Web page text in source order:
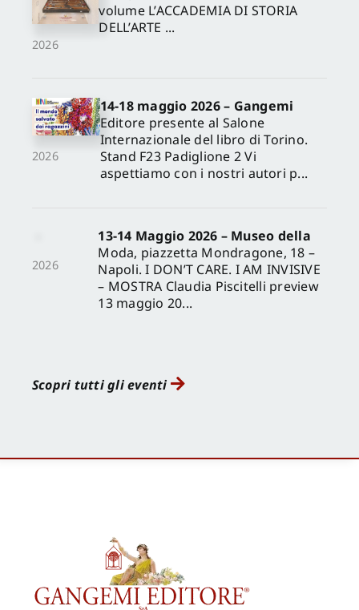
2026
volume L’ACCADEMIA DI STORIA
DELL’ARTE ...
2026
14-18 maggio 2026 – Gangemi
Editore presente al Salone
Internazionale del libro di Torino.
Stand F23 Padiglione 2 Vi
aspettiamo con i nostri autori p...
2026
13-14 Maggio 2026 – Museo della
Moda, piazzetta Mondragone, 18 –
Napoli. I DON’T CARE. I AM INVISIVE
– MOSTRA Claudia Piscitelli preview
13 maggio 20...
Scopri tutti gli eventi